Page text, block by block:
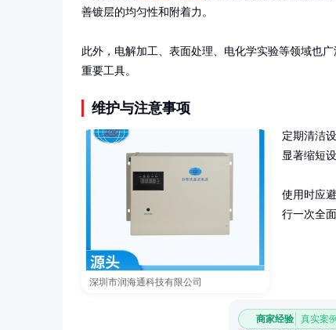
善镀层的均匀性和附着力。
此外，电解加工、表面处理、电化学实验等领域也
重要工具。
维护与注意事项
深圳市润海通科技有限公司
定期清洁
显著缩短
使用时应
行一次全
商家经验 真实案